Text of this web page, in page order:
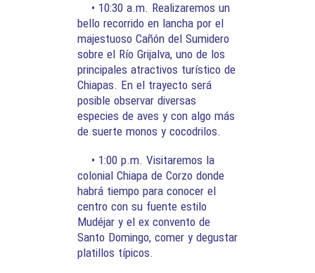
• 10:30 a.m. Realizaremos un
bello recorrido en lancha por el
majestuoso Cañón del Sumidero
sobre el Río Grijalva, uno de los
principales atractivos turístico de
Chiapas. En el trayecto será
posible observar diversas
especies de aves y con algo más
de suerte monos y cocodrilos.
• 1:00 p.m. Visitaremos la
colonial Chiapa de Corzo donde
habrá tiempo para conocer el
centro con su fuente estilo
Mudéjar y el ex convento de
Santo Domingo, comer y degustar
platillos típicos.